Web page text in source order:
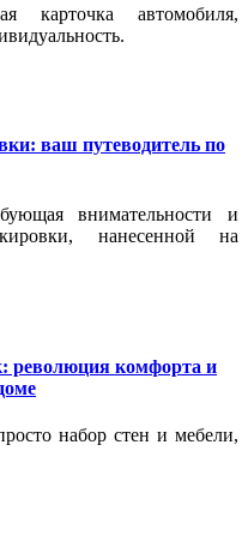
карточка автомобиля,
ваш путеводитель по
внимательности и
нанесенной на
революция комфорта и
набор стен и мебели,